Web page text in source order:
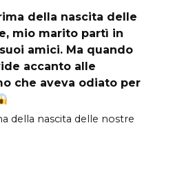
della nascita delle
mio marito partì in
amici. Ma quando
accanto alle
che aveva odiato per
della nascita delle nostre